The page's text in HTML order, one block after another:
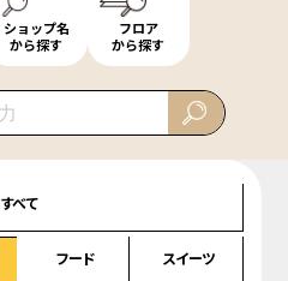
ショップ名
から探す
フロア
から探す
すべて
フード スイーツ